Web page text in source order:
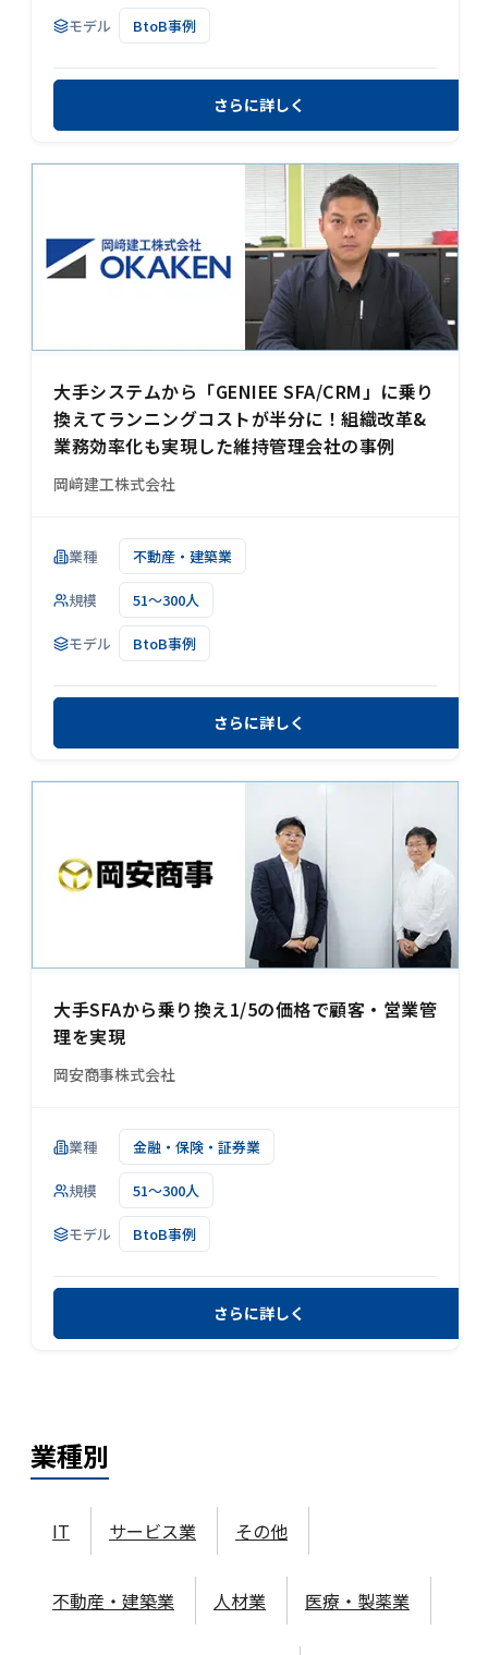
モデル BtoB事例
さらに詳しく
大手システムから「GENIEE SFA/CRM」に乗り
換えてランニングコストが半分に！組織改革&
業務効率化も実現した維持管理会社の事例
岡﨑建工株式会社
業種 不動産・建築業
規模 51～300人
モデル BtoB事例
さらに詳しく
大手SFAから乗り換え1/5の価格で顧客・営業管
理を実現
岡安商事株式会社
業種 金融・保険・証券業
規模 51～300人
モデル BtoB事例
さらに詳しく
業種別
IT サービス業 その他
不動産・建築業 人材業 医療・製薬業